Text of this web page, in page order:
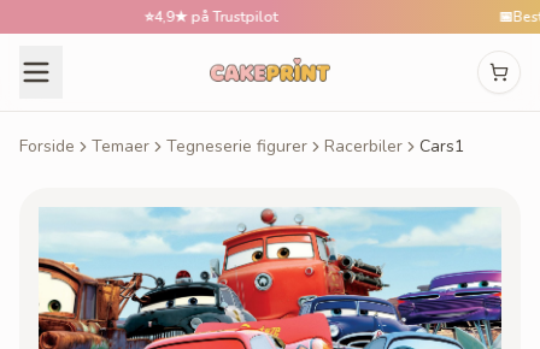
4,9★ på Trustpilot Bestil
Forside Temaer Tegneserie figurer Racerbiler Cars1